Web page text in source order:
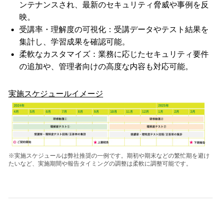
ンテナンスされ、最新のセキュリティ脅威や事例を反
映。
受講率・理解度の可視化：受講データやテスト結果を
集計し、学習成果を確認可能。
柔軟なカスタマイズ：業務に応じたセキュリティ要件
の追加や、管理者向けの高度な内容も対応可能。
実施スケジュールイメージ
※実施スケジュールは弊社推奨の一例です。期初や期末などの繁忙期を避け
たいなど、実施期間や報告タイミングの調整は柔軟に調整可能です。